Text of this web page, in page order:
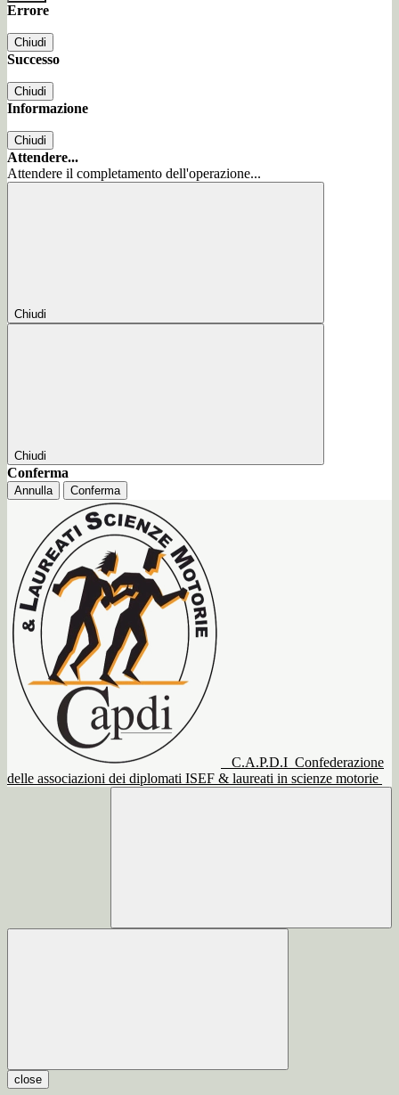
Errore
Chiudi
Successo
Chiudi
Informazione
Chiudi
Attendere...
Attendere il completamento dell'operazione...
Chiudi
Chiudi
Conferma
Annulla Conferma
C.A.P.D.I Confederazione
delle associazioni dei diplomati ISEF & laureati in scienze motorie
close